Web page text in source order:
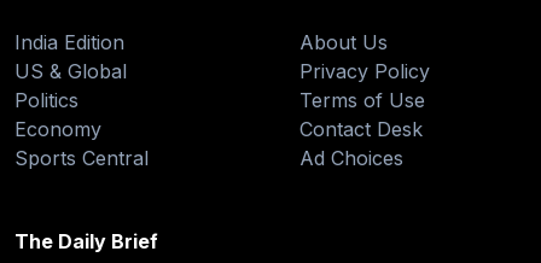
India Edition
US & Global
Politics
Economy
Sports Central
About Us
Privacy Policy
Terms of Use
Contact Desk
Ad Choices
The Daily Brief